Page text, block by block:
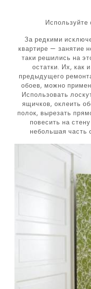
За редкими
квартире — занятие
таки решились на
остатки. Их, как
предыдущего
обоев, можно
Использовать
ящичков, оклеить
полок, вырезать
повесить на
небольшая часть